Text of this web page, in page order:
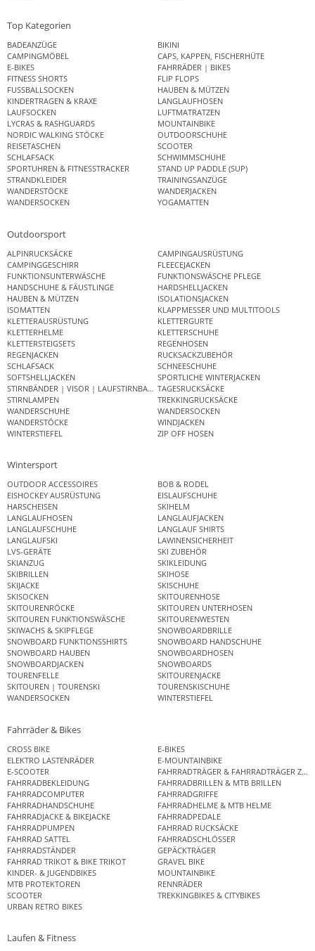
Top Kategorien
BADEANZÜGE
BIKINI
CAMPINGMÖBEL
CAPS, KAPPEN, FISCHERHÜTE
E-BIKES
FAHRRÄDER | BIKES
FITNESS SHORTS
FLIP FLOPS
FUSSBALLSOCKEN
HAUBEN & MÜTZEN
KINDERTRAGEN & KRAXE
LANGLAUFHOSEN
LAUFSOCKEN
LUFTMATRATZEN
LYCRAS & RASHGUARDS
MOUNTAINBIKE
NORDIC WALKING STÖCKE
OUTDOORSCHUHE
REISETASCHEN
SCOOTER
SCHLAFSACK
SCHWIMMSCHUHE
SPORTUHREN & FITNESSTRACKER
STAND UP PADDLE (SUP)
STRANDKLEIDER
TRAININGSANZÜGE
WANDERSTÖCKE
WANDERJACKEN
WANDERSOCKEN
YOGAMATTEN
Outdoorsport
ALPINRUCKSÄCKE
CAMPINGAUSRÜSTUNG
CAMPINGGESCHIRR
FLEECEJACKEN
FUNKTIONSUNTERWÄSCHE
FUNKTIONSWÄSCHE PFLEGE
HANDSCHUHE & FÄUSTLINGE
HARDSHELLJACKEN
HAUBEN & MÜTZEN
ISOLATIONSJACKEN
ISOMATTEN
KLAPPMESSER UND MULTITOOLS
KLETTERAUSRÜSTUNG
KLETTERGURTE
KLETTERHELME
KLETTERSCHUHE
KLETTERSTEIGSETS
REGENHOSEN
REGENJACKEN
RUCKSACKZUBEHÖR
SCHLAFSACK
SCHNEESCHUHE
SOFTSHELLJACKEN
SPORTLICHE WINTERJACKEN
STIRNBÄNDER | VISOR | LAUFSTIRNBANDTAGESRUCKSÄCKE
STIRNLAMPEN
TREKKINGRUCKSÄCKE
WANDERSCHUHE
WANDERSOCKEN
WANDERSTÖCKE
WINDJACKEN
WINTERSTIEFEL
ZIP OFF HOSEN
Wintersport
OUTDOOR ACCESSOIRES
BOB & RODEL
EISHOCKEY AUSRÜSTUNG
EISLAUFSCHUHE
HARSCHEISEN
SKIHELM
LANGLAUFHOSEN
LANGLAUFJACKEN
LANGLAUFSCHUHE
LANGLAUF SHIRTS
LANGLAUFSKI
LAWINENSICHERHEIT
LVS-GERÄTE
SKI ZUBEHÖR
SKIANZUG
SKIKLEIDUNG
SKIBRILLEN
SKIHOSE
SKIJACKE
SKISCHUHE
SKISOCKEN
SKITOURENHOSE
SKITOURENRÖCKE
SKITOUREN UNTERHOSEN
SKITOUREN FUNKTIONSWÄSCHE
SKITOURENWESTEN
SKIWACHS & SKIPFLEGE
SNOWBOARDBRILLE
SNOWBOARD FUNKTIONSSHIRTS
SNOWBOARD HANDSCHUHE
SNOWBOARD HAUBEN
SNOWBOARDHOSEN
SNOWBOARDJACKEN
SNOWBOARDS
TOURENFELLE
SKITOURENJACKE
SKITOUREN | TOURENSKI
TOURENSKISCHUHE
WANDERSOCKEN
WINTERSTIEFEL
Fahrräder & Bikes
CROSS BIKE
E-BIKES
ELEKTRO LASTENRÄDER
E-MOUNTAINBIKE
E-SCOOTER
FAHRRADTRÄGER & FAHRRADTRÄGER
FAHRRADBEKLEIDUNG
FAHRRADBRILLEN & MTB BRILLEN
FAHRRADCOMPUTER
FAHRRADGRIFFE
FAHRRADHANDSCHUHE
FAHRRADHELME & MTB HELME
FAHRRADJACKE & BIKEJACKE
FAHRRADPEDALE
FAHRRADPUMPEN
FAHRRAD RUCKSÄCKE
FAHRRAD SATTEL
FAHRRADSCHLÖSSER
FAHRRADSTÄNDER
GEPÄCKTRÄGER
FAHRRAD TRIKOT & BIKE TRIKOT
GRAVEL BIKE
KINDER- & JUGENDBIKES
MOUNTAINBIKE
MTB PROTEKTOREN
RENNRÄDER
SCOOTER
TREKKINGBIKES & CITYBIKES
URBAN RETRO BIKES
Laufen & Fitness